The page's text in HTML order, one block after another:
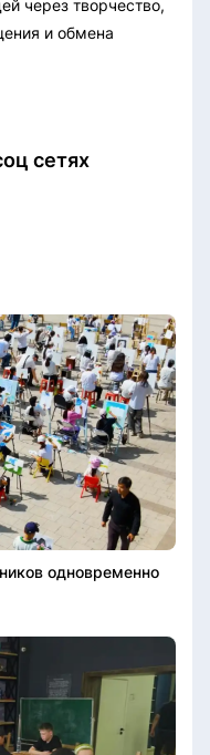
через творчество,
и обмена
сетях
одновременно